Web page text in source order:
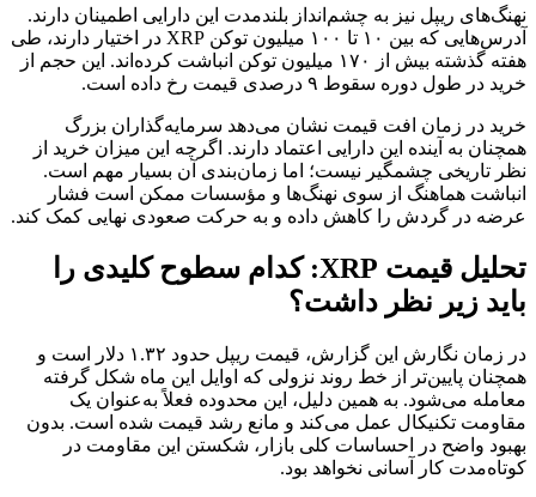
ریپل نیز به چشم‌انداز بلندمدت این دارایی اطمینان دارند.
آدرس‌هایی که بین ۱۰ تا ۱۰۰ میلیون توکن XRP در اختیار دارند، طی
هفته گذشته بیش از ۱۷۰ میلیون توکن انباشت کرده‌اند. این حجم از
طول دوره سقوط ۹ درصدی قیمت رخ داده است.
در زمان افت قیمت نشان می‌دهد سرمایه‌گذاران بزرگ
به آینده این دارایی اعتماد دارند. اگرچه این میزان خرید از
تاریخی چشمگیر نیست؛ اما زمان‌بندی آن بسیار مهم است.
هماهنگ از سوی نهنگ‌ها و مؤسسات ممکن است فشار
در گردش را کاهش داده و به حرکت صعودی نهایی کمک کند.
تحلیل قیمت XRP: کدام سطوح کلیدی را
زیر نظر داشت؟
در زمان نگارش این گزارش، قیمت ریپل حدود ۱.۳۲ دلار است و
پایین‌تر از خط روند نزولی که اوایل این ماه شکل گرفته
می‌شود. به همین دلیل، این محدوده فعلاً به‌عنوان یک
تکنیکال عمل می‌کند و مانع رشد قیمت شده است. بدون
واضح در احساسات کلی بازار، شکستن این مقاومت در
کار آسانی نخواهد بود.